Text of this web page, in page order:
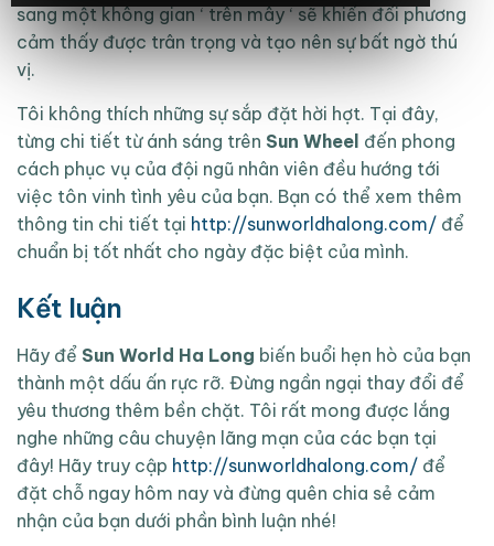
sang một không gian ‘ trên mây ‘ sẽ khiến đối phương
cảm thấy được trân trọng và tạo nên sự bất ngờ thú
vị.
Tôi không thích những sự sắp đặt hời hợt. Tại đây,
từng chi tiết từ ánh sáng trên Sun Wheel đến phong
cách phục vụ của đội ngũ nhân viên đều hướng tới
việc tôn vinh tình yêu của bạn. Bạn có thể xem thêm
thông tin chi tiết tại http://sunworldhalong.com/ để
chuẩn bị tốt nhất cho ngày đặc biệt của mình.
Kết luận
Hãy để Sun World Ha Long biến buổi hẹn hò của bạn
thành một dấu ấn rực rỡ. Đừng ngần ngại thay đổi để
yêu thương thêm bền chặt. Tôi rất mong được lắng
nghe những câu chuyện lãng mạn của các bạn tại
đây! Hãy truy cập http://sunworldhalong.com/ để
đặt chỗ ngay hôm nay và đừng quên chia sẻ cảm
nhận của bạn dưới phần bình luận nhé!